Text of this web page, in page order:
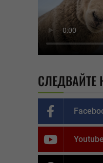
СЛЕДВАЙТЕ
Youtube